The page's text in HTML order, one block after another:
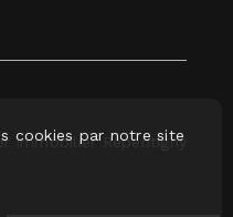
immobilier Repentigny
cookies par notre site